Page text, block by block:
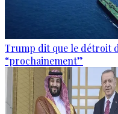
Trump dit que le détroit
“prochainement”